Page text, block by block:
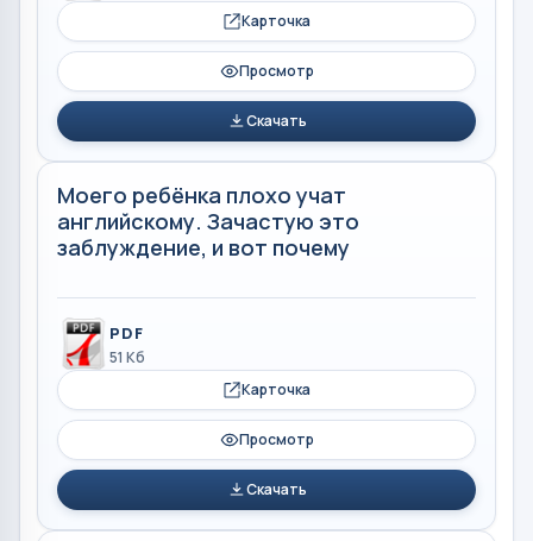
Карточка
Просмотр
Скачать
Моего ребёнка плохо учат
английскому. Зачастую это
заблуждение, и вот почему
PDF
51 Кб
Карточка
Просмотр
Скачать